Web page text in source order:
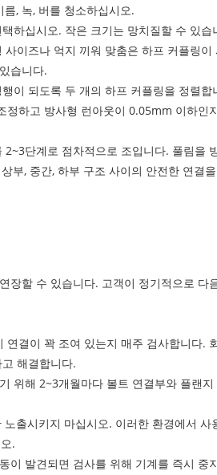
, 녹, 버를 청소하십시오.
하십시오. 작은 크기는 망치질할 수 있습
이즈나 억지 끼워 맞춤은 하프 커플링이
습니다.
이 되도록 두 개의 하프 커플링을 정렬합
하고 방사형 런아웃이 0.05mm 이하인
단계로 점차적으로 조입니다. 풀림을
부, 중간, 하부 구조 사이의 안전한 연결
장할 수 있습니다. 고객이 정기적으로 다
결이 꽉 조여 있는지 매주 검사합니다.
해결합니다.
위해 2~3개월마다 볼트 연결부와 플랜
출시키지 마십시오. 이러한 환경에서 사
.
이 발견되면 검사를 위해 기계를 즉시 중